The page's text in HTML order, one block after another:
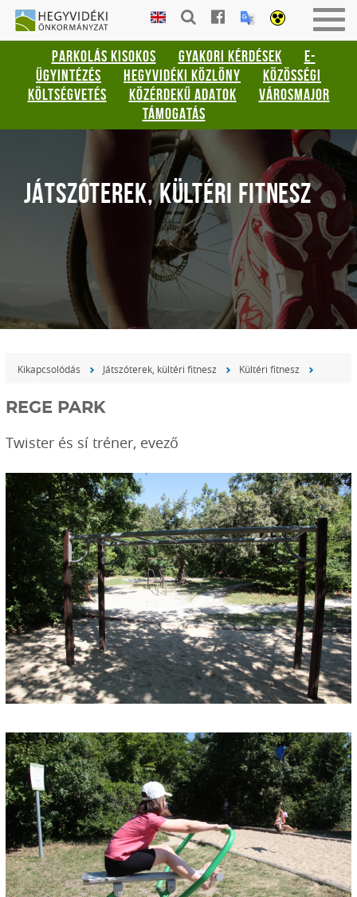
Gyorsbillentyűk
listája
Keresés:
"S"
Bejelentkezés:
HEGYVIDÉKI
ÖNKORMÁNYZAT
PARKOLÁS KISOKOS GYAKORI KÉRDÉSEK
E-
ÜGYINTÉZÉS
HEGYVIDÉKI KÖZLÖNY
KÖZÖSSÉGI
KÖLTSÉGVETÉS
KÖZÉRDEKŰ ADATOK
VÁROSMAJOR
TÁMOGATÁS
JÁTSZÓTEREK, KÜLTÉRI FITNESZ
Kikapcsolódás Játszóterek, kültéri fitnesz Kültéri fitnesz
REGE PARK
Twister és sí tréner, evező